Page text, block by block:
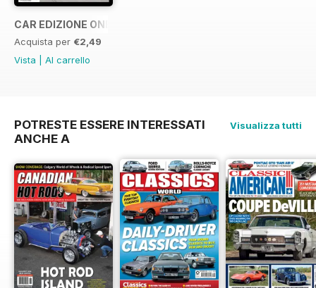
CAR EDIZIONE ONE OFF "LaFerrari"
Acquista per €2,49
Vista
Al carrello
POTRESTE ESSERE INTERESSATI
ANCHE A
Visualizza tutti